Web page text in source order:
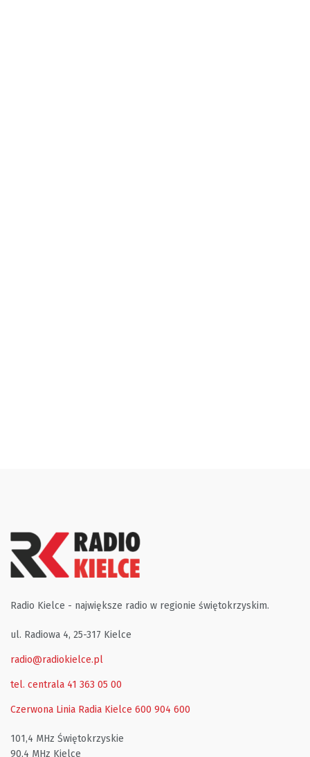
Radio Kielce - największe radio w regionie świętokrzyskim.
ul. Radiowa 4, 25-317 Kielce
radio@radiokielce.pl
tel. centrala 41 363 05 00
Czerwona Linia Radia Kielce 600 904 600
101,4 MHz Świętokrzyskie
90,4 MHz Kielce